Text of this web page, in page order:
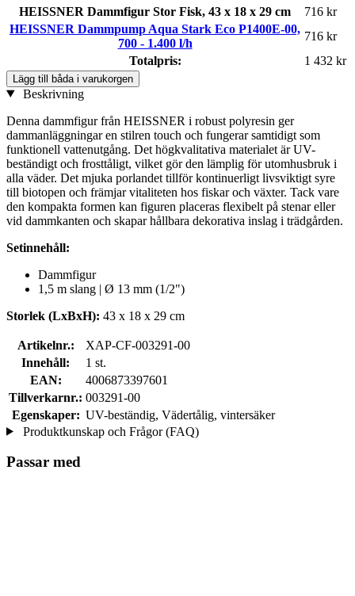
HEISSNER Dammfigur Stor Fisk, 43 x 18 x 29 cm
716 kr
HEISSNER Damm­pump Aqua Stark Eco P1400E-00,
700 - 1.400 l/h
716 kr
Totalpris:
1 432 kr
Lägg till båda i varukorgen
Beskrivning
Denna dammfigur från HEISSNER i robust polyresin ger
dammanläggningar en stilren touch och fungerar samtidigt som
funktionell vattenutgång. Det högkvalitativa materialet är UV-
beständigt och frosttåligt, vilket gör den lämplig för utomhusbruk i
alla väder. Det mjuka porlandet tillför kontinuerligt livsviktigt syre
till biotopen och främjar vitaliteten hos fiskar och växter. Tack vare
den kompakta formen kan figuren placeras flexibelt på stenar eller
vid dammkanten och skapar hållbara dekorativa inslag i trädgården.
Setinnehåll:
Dammfigur
1,5 m slang | Ø 13 mm (1/2")
Storlek (LxBxH): 43 x 18 x 29 cm
Artikelnr.:
XAP-CF-003291-00
Innehåll:
1 st.
EAN:
4006873397601
Tillverkarnr.: 003291-00
Egenskaper: UV-beständig, Vädertålig, vintersäker
Produktkunskap och Frågor (FAQ)
Passar med